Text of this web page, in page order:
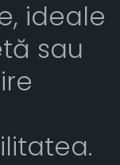
ideale
sau